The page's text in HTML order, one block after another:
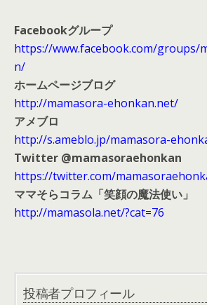
Facebookグループ
https://www.facebook.com/groups/
n/
ホームページブログ
http://mamasora-ehonkan.net/
アメブロ
http://s.ameblo.jp/mamasora-
Twitter @mamasoraehonkan
https://twitter.com/
ママそらコラム「笑顔の魔法使い」
http://mamasola.net/?cat=76
投稿者プロフィール